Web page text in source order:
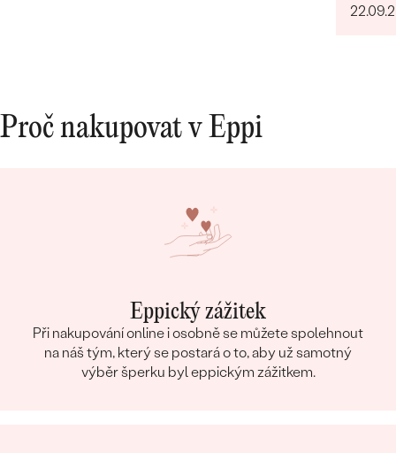
Proč nakupovat v Eppi
Eppický zážitek
Při nakupování online i osobně se můžete spolehnout
na náš tým, který se postará o to, aby už samotný
výběr šperku byl eppickým zážitkem.